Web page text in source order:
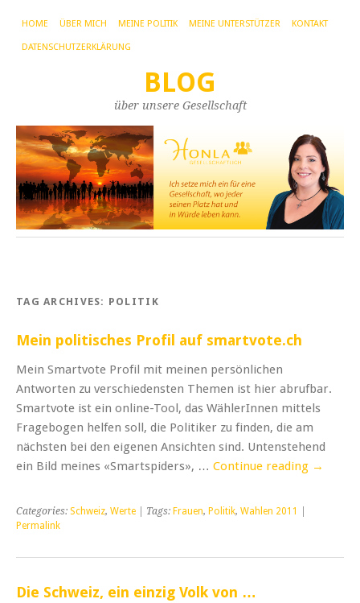
HOME ÜBER MICH MEINE POLITIK MEINE UNTERSTÜTZER KONTAKT
DATENSCHUTZERKLÄRUNG
BLOG
über unsere Gesellschaft
TAG ARCHIVES: POLITIK
Mein politisches Profil auf smartvote.ch
Mein Smartvote Profil mit meinen persönlichen
Antworten zu verschiedensten Themen ist hier abrufbar.
Smartvote ist ein online-Tool, das WählerInnen mittels
Fragebogen helfen soll, die Politiker zu finden, die am
nächsten bei den eigenen Ansichten sind. Untenstehend
ein Bild meines «Smartspiders», … Continue reading →
Categories: Schweiz, Werte | Tags: Frauen, Politik, Wahlen 2011
Permalink
Die Schweiz, ein einzig Volk von …